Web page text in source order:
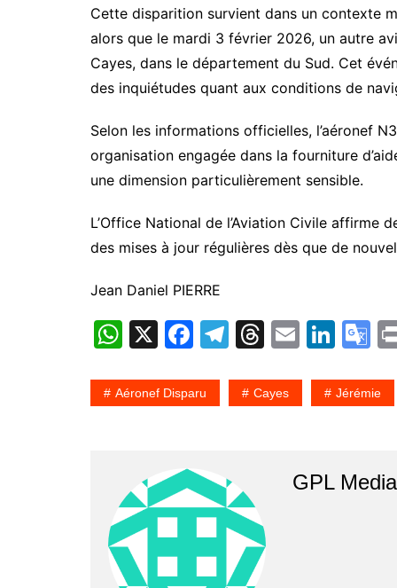
Cette disparition survient dans un contexte
alors que le mardi 3 février 2026, un autre
Cayes, dans le département du Sud. Cet
des inquiétudes quant aux conditions de
Selon les informations officielles, l’aéronef
organisation engagée dans la fourniture
une dimension particulièrement sensible.
L’Office National de l’Aviation Civile affirme
des mises à jour régulières dès que de
Jean Daniel PIERRE
W
at
p
X
F
c
o
o
k
T
e
m
T
e
E
ai
Li
k
n
G
o
Tr
Aéronef Disparu Cayes Jérémie
GPL